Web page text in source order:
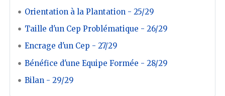
Orientation à la Plantation - 25/29
Taille d'un Cep Problématique - 26/29
Encrage d'un Cep - 27/29
Bénéfice d'une Equipe Formée - 28/29
Bilan - 29/29